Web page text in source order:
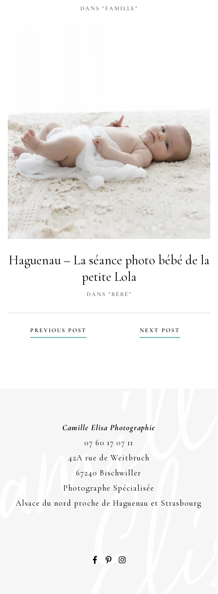
DANS "FAMILLE"
Haguenau – La séance photo bébé de la
petite Lola
DANS "BÉBÉ"
PREVIOUS POST NEXT POST
Camille Elisa Photographie
07 60 17 07 11
42A rue de Weitbruch
67240 Bischwiller
Photographe Spécialisée
Alsace du nord proche de Haguenau et Strasbourg